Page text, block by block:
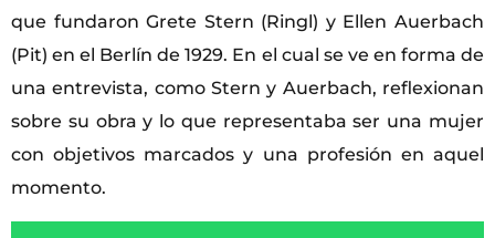
que fundaron Grete Stern (Ringl) y Ellen Auerbach
(Pit) en el Berlín de 1929. En el cual se ve en forma de
una entrevista, como Stern y Auerbach, reflexionan
sobre su obra y lo que representaba ser una mujer
con objetivos marcados y una profesión en aquel
momento.